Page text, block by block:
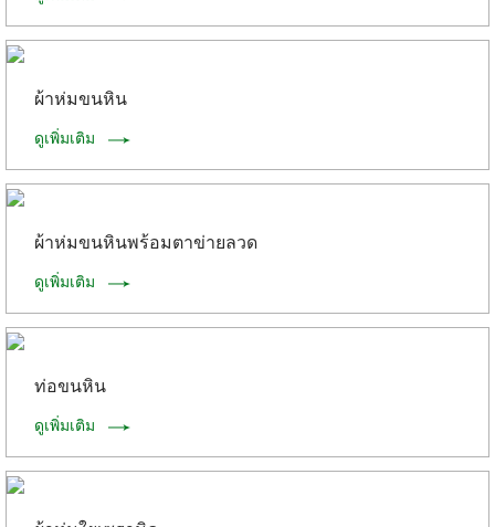
ผ้าห่มขนหิน
ดูเพิ่มเติม
ผ้าห่มขนหินพร้อมตาข่ายลวด
ดูเพิ่มเติม
ท่อขนหิน
ดูเพิ่มเติม